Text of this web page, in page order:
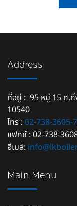
Address
ที่อยู่ : 95 หมู่ 15 ถ.กิ่
10540
โทร : 02-738-3605-7
แฟกซ์ : 02-738-
อีเมล์:
Main Menu